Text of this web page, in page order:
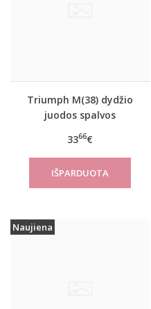
Triumph M(38) dydžio
juodos spalvos
marškinėliai women
move FLOW Tank Top
3366€
Naujiena